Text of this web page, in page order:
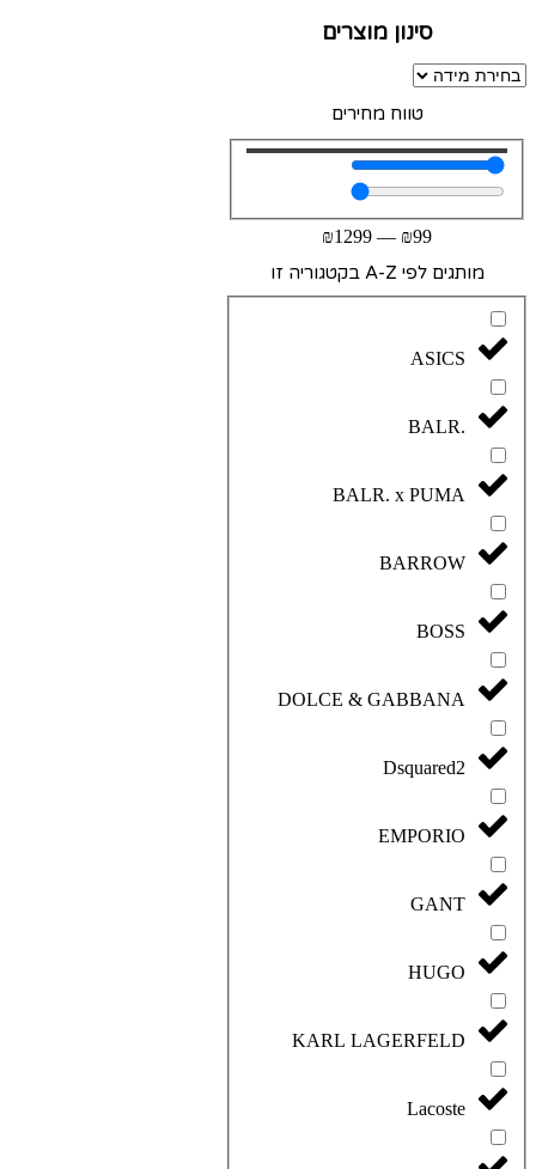
סינון מוצרים
טווח מחירים
₪99
—
₪1299
מותגים לפי A-Z בקטגוריה זו
ASICS
BALR.
BALR. x PUMA
BARROW
BOSS
DOLCE & GABBANA
Dsquared2
EMPORIO
GANT
HUGO
KARL LAGERFELD
Lacoste